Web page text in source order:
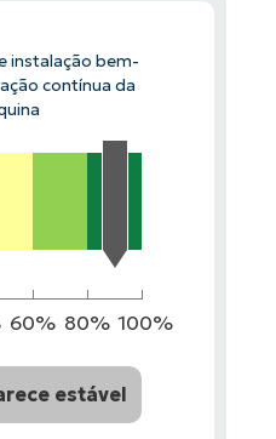
instalação bem-
contínua da
60% 80% 100%
estável